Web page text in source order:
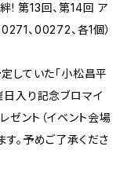
! 第13回、第14回 ア
、00272、各1個）
していた「小松昌平
日入り記念ブロマイ
ゼント（イベント会場
。予めご了承くださ